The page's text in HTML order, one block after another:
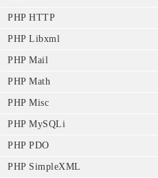
PHP HTTP
PHP Libxml
PHP Mail
PHP Math
PHP Misc
PHP MySQLi
PHP PDO
PHP SimpleXML